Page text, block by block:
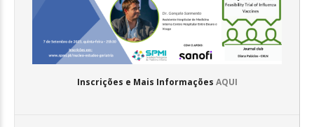
Inscrições e Mais Informações AQUI